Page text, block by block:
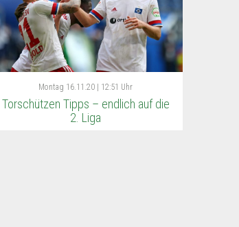
Montag 16.11.20 | 12:51 Uhr
Torschützen Tipps – endlich auf die
2. Liga